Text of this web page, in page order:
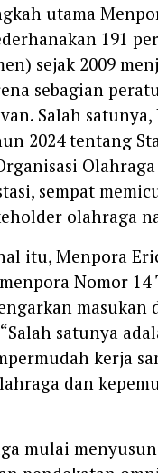
utama
191
sejak 2009
sebagian
Salah satunya,
2024 tentang
sempat
olahraga
itu, Menpora
Nomor 14
masukan
satunya
kerja
dan
mulai